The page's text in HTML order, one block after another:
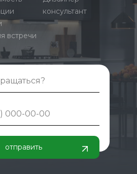
отправить
консультант
встречи